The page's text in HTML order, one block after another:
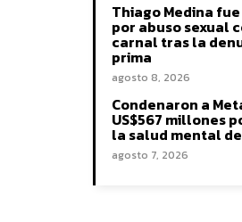
Thiago Medina
por abuso sexual
carnal tras la
prima
agosto 8, 2026
Condenaron a
US$567 millones
la salud mental
agosto 7, 2026